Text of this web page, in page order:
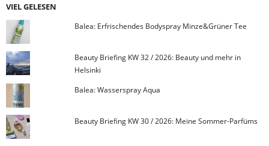
VIEL GELESEN
Balea: Erfrischendes Bodyspray Minze&Grüner Tee
Beauty Briefing KW 32 / 2026: Beauty und mehr in
Helsinki
Balea: Wasserspray Aqua
Beauty Briefing KW 30 / 2026: Meine Sommer-Parfüms